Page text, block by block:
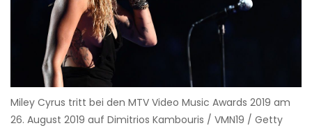
Miley Cyrus tritt bei den MTV Video Music Awards 2019 am
26. August 2019 auf Dimitrios Kambouris / VMN19 / Getty